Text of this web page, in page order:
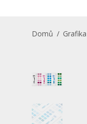
Domů / Grafika